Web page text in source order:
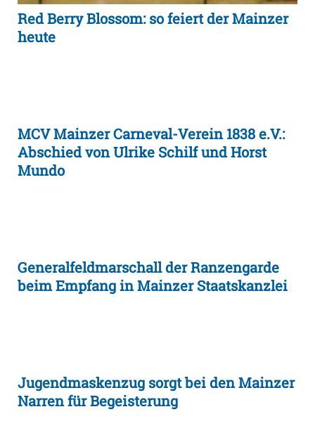
Red Berry Blossom: so feiert der Mainzer
heute
MCV Mainzer Carneval-Verein 1838 e.V.:
Abschied von Ulrike Schilf und Horst
Mundo
Generalfeldmarschall der Ranzengarde
beim Empfang in Mainzer Staatskanzlei
Jugendmaskenzug sorgt bei den Mainzer
Narren für Begeisterung